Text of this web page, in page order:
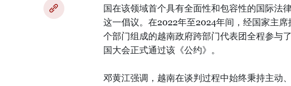
国在该领域首个具有全面性和包容性的国际法
这一倡议。在2022年至2024年间，经国家主
个部门组成的越南政府跨部门代表团全程参与
国大会正式通过该《公约》。
邓黄江强调，越南在谈判过程中始终秉持主动